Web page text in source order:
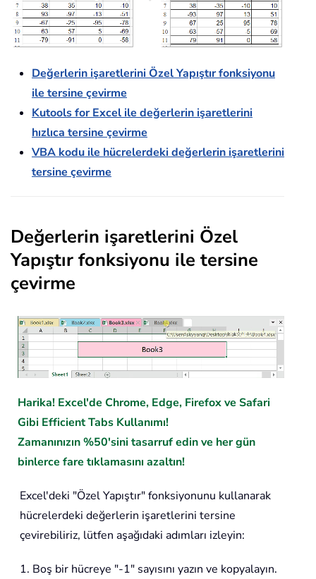
Değerlerin işaretlerini Özel Yapıştır fonksiyonu
ile tersine çevirme
Kutools for Excel ile değerlerin işaretlerini
hızlıca tersine çevirme
VBA kodu ile hücrelerdeki değerlerin işaretlerini
tersine çevirme
Değerlerin işaretlerini Özel
Yapıştır fonksiyonu ile tersine
çevirme
Harika! Excel'de Chrome, Edge, Firefox ve Safari
Gibi Efficient Tabs Kullanımı!
Zamanınızın %50'sini tasarruf edin ve her gün
binlerce fare tıklamasını azaltın!
Excel'deki "Özel Yapıştır" fonksiyonunu kullanarak
hücrelerdeki değerlerin işaretlerini tersine
çevirebiliriz, lütfen aşağıdaki adımları izleyin:
1. Boş bir hücreye "-1" sayısını yazın ve kopyalayın.